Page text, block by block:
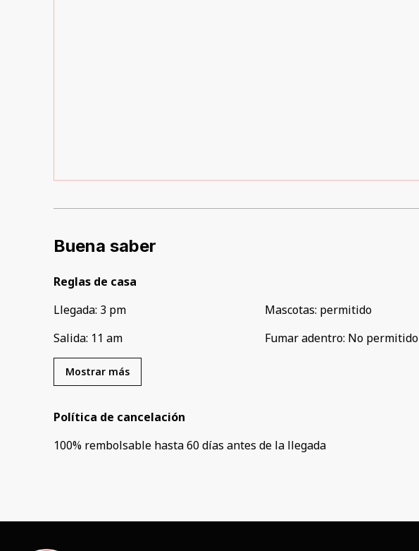
Buena saber
Reglas de casa
Llegada: 3 pm
Salida: 11 am
Mascotas: permitido
Fumar adentro: No permitido
Mostrar más
Política de cancelación
100% rembolsable hasta60 días antes de la llegada